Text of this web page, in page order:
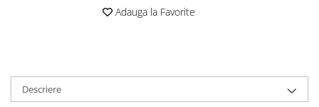
Adauga la Favorite
Descriere